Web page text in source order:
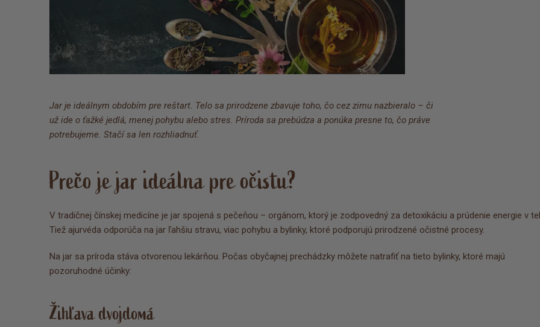
Jar je ideálnym obdobím pre reštart. Telo sa prirodzene zbavuje toho, čo cez zimu nazbieralo – či
už ide o ťažké jedlá, menej pohybu alebo stres. Príroda sa prebúdza a ponúka presne to, čo práve
potrebujeme. Stačí sa len rozhliadnuť.
Prečo je jar ideálna pre očistu?
V tradičnej čínskej medicíne je jar spojená s pečeňou – orgánom, ktorý je zodpovedný za detoxikáciu a prúdenie energie v
Tiež ajurvéda odporúča na jar ľahšiu stravu, viac pohybu a bylinky, ktoré podporujú prirodzené očistné procesy.
Na jar sa príroda stáva otvorenou lekárňou. Počas obyčajnej prechádzky môžete natrafiť na tieto bylinky, ktoré majú
pozoruhodné účinky:
Žihľava dvojdomá